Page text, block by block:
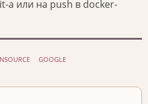
а или на push в docker-
GOOGLE